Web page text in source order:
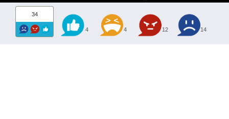
34
4 4 12 14